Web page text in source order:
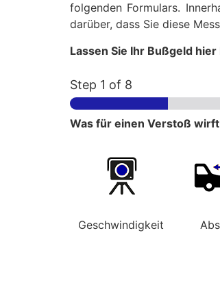
folgenden Formulars.
darüber, dass Sie diese
Lassen Sie Ihr Bußgeld
Step 1 of 8
Was für einen Verstoß
Geschwindigkeit